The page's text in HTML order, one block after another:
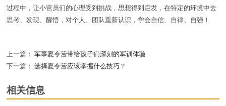
过程中，让小营员们的心理受到挑战，思想得到启发，在特定的环境中去
思考、发现、醒悟，对个人、团队重新认识，学会自信、自律、自强！
上一篇： 军事夏令营带给孩子们深刻的军训体验
下一篇： 选择夏令营应该掌握什么技巧？
相关信息